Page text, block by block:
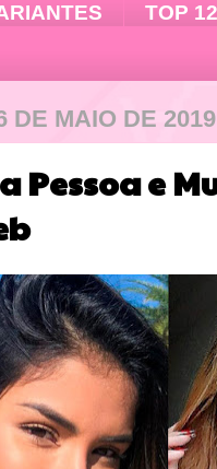
TOP 12
DE MAIO DE 2019
Pessoa e